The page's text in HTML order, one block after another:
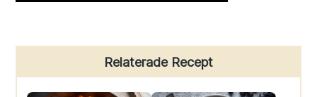
Sidebar
Relaterade Recept